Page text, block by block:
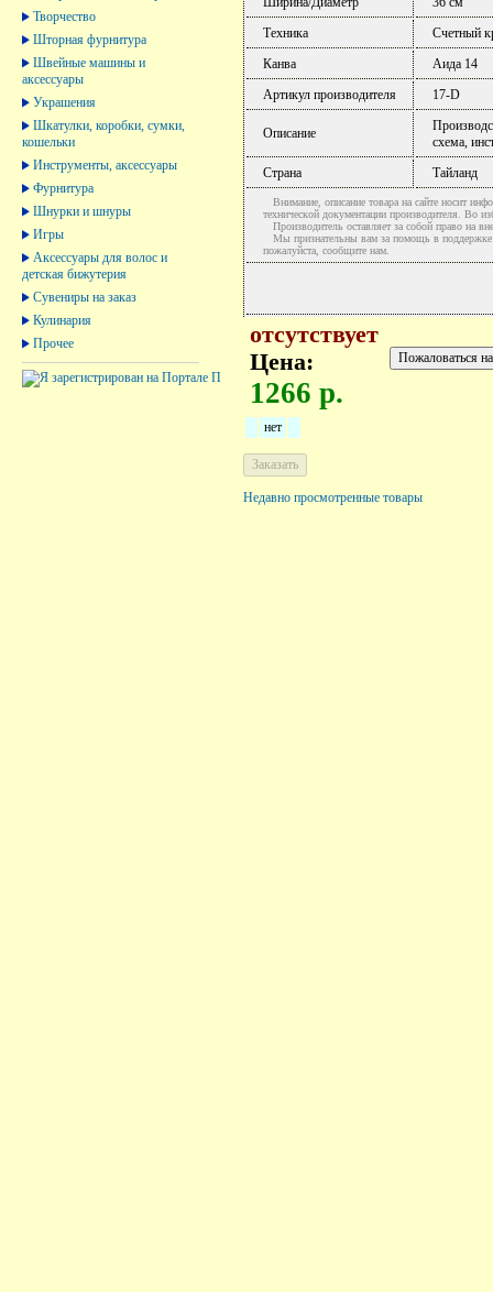
Творчество
Шторная фурнитура
Швейные машины и
аксессуары
Украшения
Шкатулки, коробки, сумки,
кошельки
Инструменты, аксессуары
Фурнитура
Шнурки и шнуры
Игры
Аксессуары для волос и
детская бижутерия
Сувениры на заказ
Кулинария
Прочее
Техника
Счетный
Канва
Аида 14
Артикул производителя
17-D
Описание
схема,
Страна
Тайланд
Внимание, описание товара на сайте носит
технической документации производителя. Во
Производитель оставляет за собой право на
Мы признательны вам за помощь в поддержке
пожалуйста, сообщите нам.
отсутствует
Цена:
1266 р.
нет
Недавно просмотренные товары